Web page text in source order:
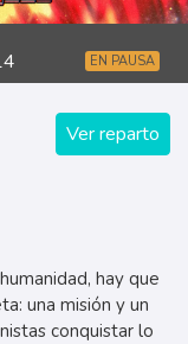
EN PAUSA
Ver reparto
hay que
una misión y un
conquistar lo